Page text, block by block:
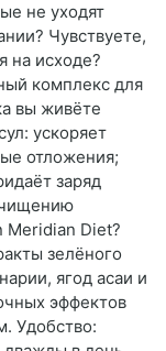
не уходят
Чувствуете,
на исходе?
комплекс для
вы живёте
ускоряет
отложения;
заряд
Meridian Diet?
зелёного
ягод асаи и
эффектов
Удобство: